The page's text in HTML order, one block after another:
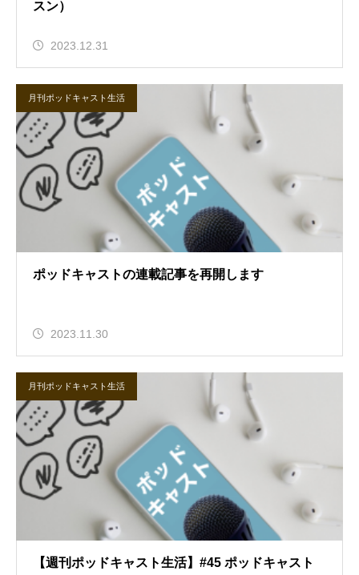
スン）
2023.12.31
月刊ポッドキャスト生活
ポッドキャストの連載記事を再開します
2023.11.30
月刊ポッドキャスト生活
【週刊ポッドキャスト生活】#45 ポッドキャスト